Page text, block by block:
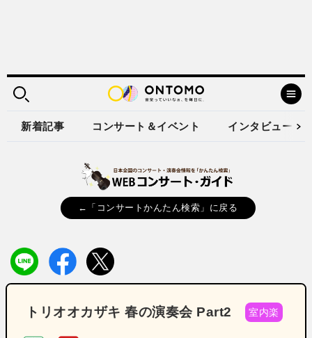
新着記事 コンサート＆イベント インタビュー
←「コンサートかんたん検索」に戻る
トリオオカザキ 春の演奏会 Part2 室内楽